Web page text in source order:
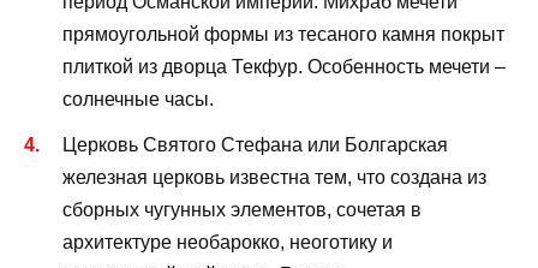
прямоугольной формы из тесаного камня покрыт
плиткой из дворца Текфур. Особенность мечети –
солнечные часы.
Церковь Святого Стефана или Болгарская
железная церковь известна тем, что создана из
сборных чугунных элементов, сочетая в
архитектуре необарокко, неоготику и